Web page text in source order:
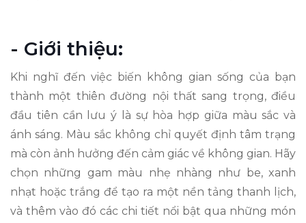
- Giới thiệu:
Khi nghĩ đến việc biến không gian sống của bạn
thành một thiên đường nội thất sang trọng, điều
đầu tiên cần lưu ý là sự hòa hợp giữa màu sắc và
ánh sáng. Màu sắc không chỉ quyết định tâm trạng
mà còn ảnh hưởng đến cảm giác về không gian. Hãy
chọn những gam màu nhẹ nhàng như be, xanh
nhạt hoặc trắng để tạo ra một nền tảng thanh lịch,
và thêm vào đó các chi tiết nổi bật qua những món